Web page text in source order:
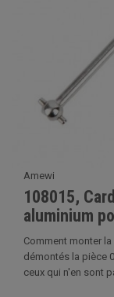
Amewi
108015,
aluminium
Comment monter
démontés la pièce
ceux qui n'en sont